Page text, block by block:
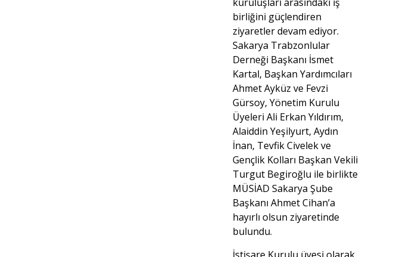
kuruluşları arasındaki iş
birliğini güçlendiren
ziyaretler devam ediyor.
Sakarya Trabzonlular
Derneği Başkanı İsmet
Kartal, Başkan Yardımcıları
Ahmet Ayküz ve Fevzi
Gürsoy, Yönetim Kurulu
Üyeleri Ali Erkan Yıldırım,
Alaiddin Yeşilyurt, Aydın
İnan, Tevfik Civelek ve
Gençlik Kolları Başkan Vekili
Turgut Begiroğlu ile birlikte
MÜSİAD Sakarya Şube
Başkanı Ahmet Cihan’a
hayırlı olsun ziyaretinde
bulundu.